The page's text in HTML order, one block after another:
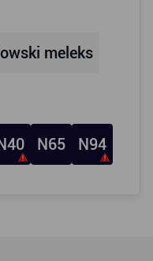
meleks
N65 N94